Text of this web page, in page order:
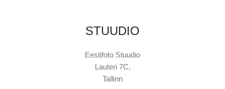
STUUDIO
Eestifoto Stuudio
Lauteri 7C,
Tallinn